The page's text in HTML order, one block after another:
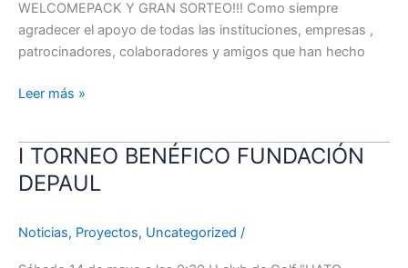
WELCOMEPACK Y GRAN SORTEO!!! Como siempre
agradecer el apoyo de todas las instituciones, empresas ,
patrocinadores, colaboradores y amigos que han hecho
Leer más »
I TORNEO BENÉFICO FUNDACIÓN
DEPAUL
Noticias, Proyectos, Uncategorized /
I
TORNEO
BENÉFICO
DEPAUL